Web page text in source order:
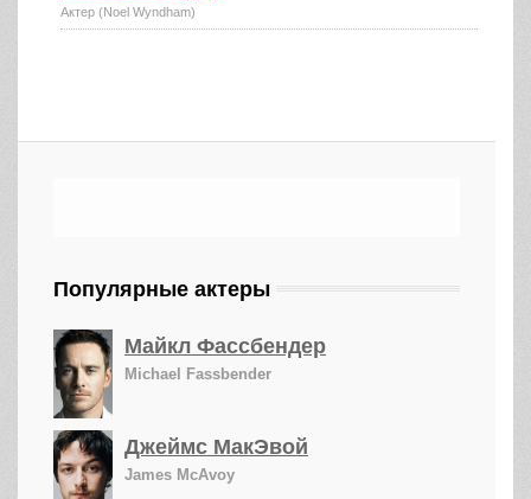
Актер (Noel Wyndham)
Популярные актеры
Майкл Фассбендер
Michael Fassbender
Джеймс МакЭвой
James McAvoy